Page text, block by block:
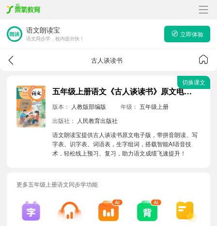
语文朗读宝
语文同步学，校内提分快！
立即体验
古人谈读书
五年级上册语文《古人谈读书》原文电子版带拼音朗读音频
版本： 人教版部编版 年级： 五年级上册
出版社：
人民教育出版社
语文朗读宝提供古人谈读书原文电子版，带拼音朗读、写
字表、识字表、词语表，生字组词，搭载智能AI语音技
术，轻松线上预习、复习，助力语文成绩飞速提升！
切换课文
更多五年级上册语文同步学功能